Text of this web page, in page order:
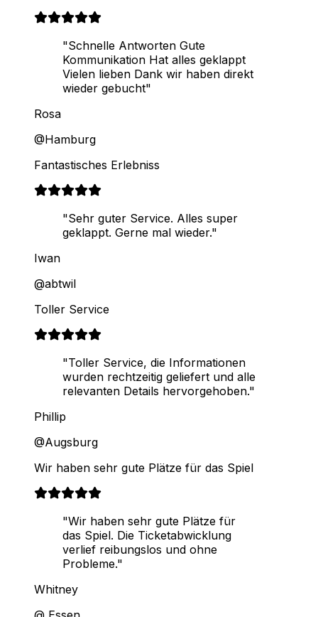
"Schnelle Antworten Gute
Kommunikation Hat alles geklappt
Vielen lieben Dank wir haben direkt
wieder gebucht"
Rosa
@Hamburg
Fantastisches Erlebniss
"Sehr guter Service. Alles super
geklappt. Gerne mal wieder."
Iwan
@abtwil
Toller Service
"Toller Service, die Informationen
wurden rechtzeitig geliefert und alle
relevanten Details hervorgehoben."
Phillip
@Augsburg
Wir haben sehr gute Plätze für das Spiel
"Wir haben sehr gute Plätze für
das Spiel. Die Ticketabwicklung
verlief reibungslos und ohne
Probleme."
Whitney